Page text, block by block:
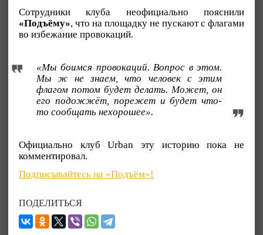
Сотрудники клуба неофициально пояснили
«Подъёму», что на площадку не пускают с флагами
во избежание провокаций.
«Мы боимся провокаций. Вопрос в этом.
Мы ж не знаем, что человек с этим
флагом потом будет делать. Может, он
его подожжёт, порежет и будет что-
то сообщать нехорошее».
Официально клуб Urban эту историю пока не
комментировал.
Подписывайтесь на «Подъём»!
ПОДЕЛИТЬСЯ